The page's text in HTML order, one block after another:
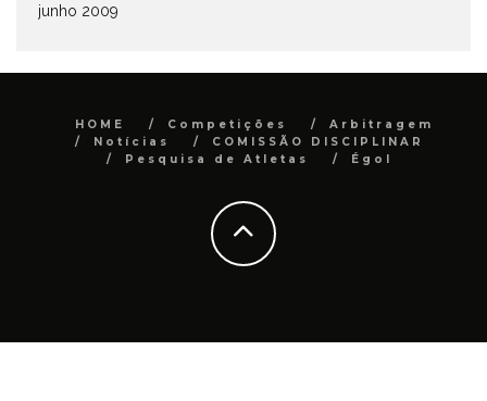
junho 2009
HOME Competições
Arbitragem
Notícias
COMISSÃO DISCIPLINAR
Pesquisa de Atletas
Égol